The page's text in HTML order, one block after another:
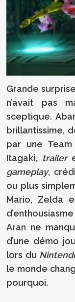
Grande
n’avait pas
sceptique.
brillantissime,
par une
Itagaki,
trailer
gameplay,
ou plus
Mario, Zelda
Aran ne
d’une démo
lors du
le monde
pourquoi.